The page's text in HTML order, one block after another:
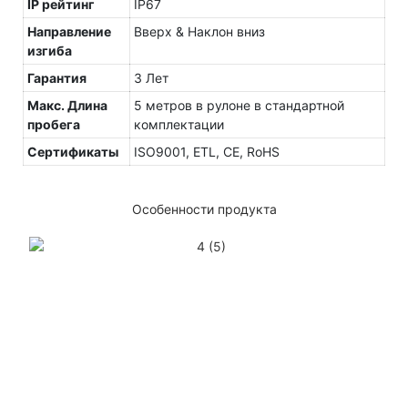
IP рейтинг
IP67
Направление
изгиба
Вверх & Наклон вниз
Гарантия
3 Лет
Макс. Длина
пробега
5 метров в рулоне в стандартной
комплектации
Сертификаты
ISO9001, ETL, CE, RoHS
Особенности продукта